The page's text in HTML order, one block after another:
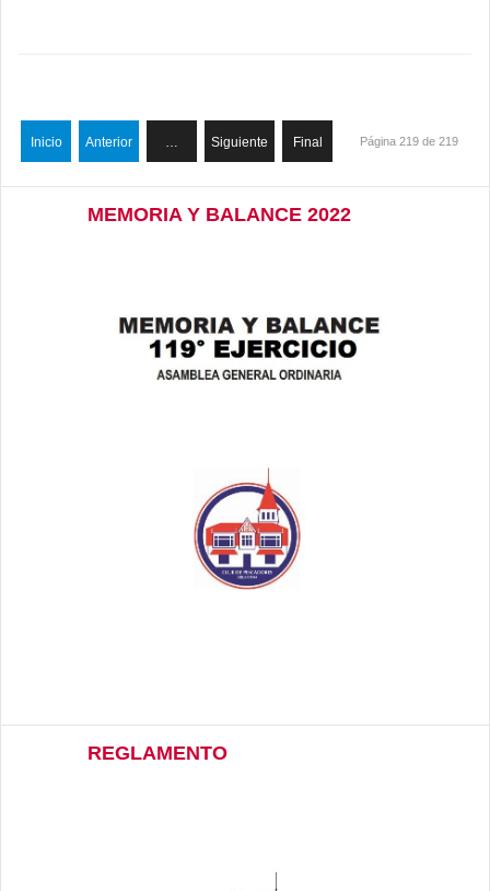
Inicio Anterior Siguiente Final Página 219 de 219
MEMORIA Y BALANCE 2022
REGLAMENTO